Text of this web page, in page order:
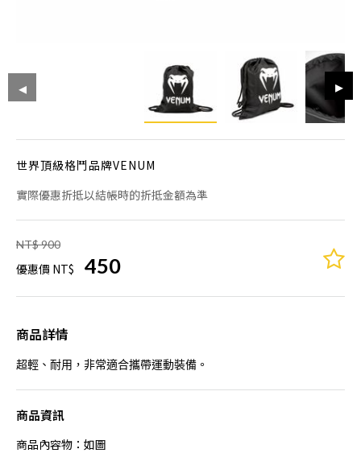
世界頂級格鬥品牌VENUM
實際優惠折抵以結帳時的折抵金額為準
NT$ 900
優惠價 NT$ 450
商品詳情
超輕、耐用，非常適合攜帶運動裝備。
商品資訊
商品內容物：如圖